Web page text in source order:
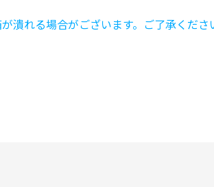
潰れる場合がございます。ご了承くださ